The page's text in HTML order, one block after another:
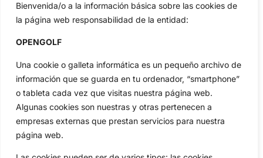
Bienvenida/o a la información básica sobre las cookies de
la página web responsabilidad de la entidad:
OPENGOLF
Una cookie o galleta informática es un pequeño archivo de
información que se guarda en tu ordenador, “smartphone”
o tableta cada vez que visitas nuestra página web.
Algunas cookies son nuestras y otras pertenecen a
empresas externas que prestan servicios para nuestra
página web.
Tour...
Categorias
Inicio
Amateurs
Circuitos
Especiales
Reglas
Vídeos
De Interés
Compañía
Aviso Legal